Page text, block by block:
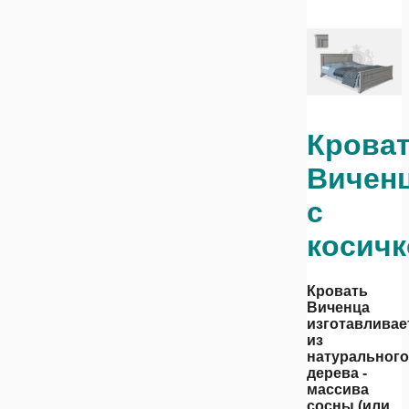
с
Кровать
Виченца
из
натурального
дерева -
массива
сосны (или